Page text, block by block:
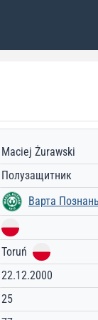
Maciej Żurawski
Полузащитник
Варта Познань
Toruń
22.12.2000
25